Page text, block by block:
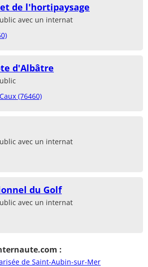
de l'hortipaysage
avec un internat
d'Albâtre
(76460)
avec un internat
du Golf
avec un internat
:
de Saint-Aubin-sur-Mer